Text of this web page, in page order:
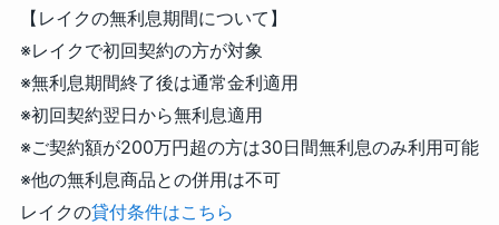
【レイクの無利息期間について】
※レイクで初回契約の方が対象
※無利息期間終了後は通常金利適用
※初回契約翌日から無利息適用
※ご契約額が200万円超の方は30日間無利息のみ利用可能
※他の無利息商品との併用は不可
レイクの貸付条件はこちら